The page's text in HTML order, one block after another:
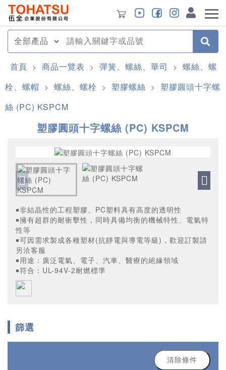
首頁 > 商品一覽表 > 彈簧、螺絲、華司 > 螺絲、螺
栓、螺帽
> 螺絲、螺栓 > 塑膠螺絲 >
塑膠圓頭十字螺
絲 (PC) KSPCM
塑膠圓頭十字螺絲 (PC) KSPCM
￭非結晶性的工程塑膠、PC塑料具有高度的透明性
￭擁有超群的耐衝擊性，同時具備均衡的機械特性、電氣特
性等
￭可因需求製成各種塑材(抗靜電與導電等級)，歡迎訂製請
另洽客服
￭用途：廣泛電氣、電子、汽車、醫療的絕緣領域
￭符合：UL-94V-2耐燃標準
篩選
清除條件